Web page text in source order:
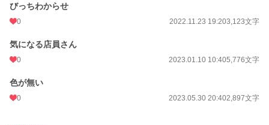
びっちわからせ
0 2022.11.23 19:203,123文字
気になる店員さん
0 2023.01.10 10:405,776文字
色が無い
0 2023.05.30 20:402,897文字